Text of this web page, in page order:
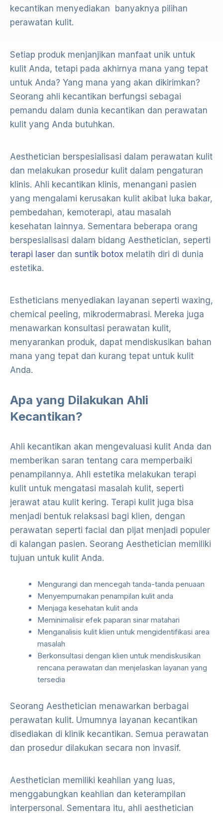
kecantikan menyediakan banyaknya pilihan
perawatan kulit.
Setiap produk menjanjikan manfaat unik untuk
kulit Anda, tetapi pada akhirnya mana yang tepat
untuk Anda? Yang mana yang akan dikirimkan?
Seorang ahli kecantikan berfungsi sebagai
pemandu dalam dunia kecantikan dan perawatan
kulit yang Anda butuhkan.
Aesthetician berspesialisasi dalam perawatan kulit
dan melakukan prosedur kulit dalam pengaturan
klinis. Ahli kecantikan klinis, menangani pasien
yang mengalami kerusakan kulit akibat luka bakar,
pembedahan, kemoterapi, atau masalah
kesehatan lainnya. Sementara beberapa orang
berspesialisasi dalam bidang Aesthetician, seperti
terapi laser dan suntik botox melatih diri di dunia
estetika.
Estheticians menyediakan layanan seperti waxing,
chemical peeling, mikrodermabrasi. Mereka juga
menawarkan konsultasi perawatan kulit,
menyarankan produk, dapat mendiskusikan bahan
mana yang tepat dan kurang tepat untuk kulit
Anda.
Apa yang Dilakukan Ahli
Kecantikan?
Ahli kecantikan akan mengevaluasi kulit Anda dan
memberikan saran tentang cara memperbaiki
penampilannya. Ahli estetika melakukan terapi
kulit untuk mengatasi masalah kulit, seperti
jerawat atau kulit kering. Terapi kulit juga bisa
menjadi bentuk relaksasi bagi klien, dengan
perawatan seperti facial dan pijat menjadi populer
di kalangan pasien. Seorang Aesthetician memiliki
tujuan untuk kulit Anda.
Mengurangi dan mencegah tanda-tanda penuaan
Menyempurnakan penampilan kulit anda
Menjaga kesehatan kulit anda
Meminimalisir efek paparan sinar matahari
Menganalisis kulit klien untuk mengidentifikasi area
masalah
Berkonsultasi dengan klien untuk mendiskusikan
rencana perawatan dan menjelaskan layanan yang
tersedia
Seorang Aesthetician menawarkan berbagai
perawatan kulit. Umumnya layanan kecantikan
disediakan di klinik kecantikan. Semua perawatan
dan prosedur dilakukan secara non invasif.
Aesthetician memiliki keahlian yang luas,
menggabungkan keahlian dan keterampilan
interpersonal. Sementara itu, ahli aesthetician